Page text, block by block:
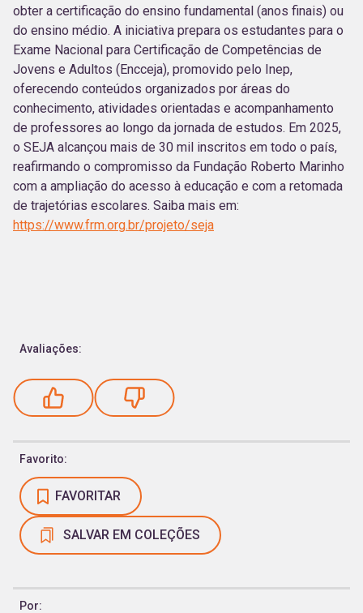
obter a certificação do ensino fundamental (anos finais) ou
do ensino médio. A iniciativa prepara os estudantes para o
Exame Nacional para Certificação de Competências de
Jovens e Adultos (Encceja), promovido pelo Inep,
oferecendo conteúdos organizados por áreas do
conhecimento, atividades orientadas e acompanhamento
de professores ao longo da jornada de estudos. Em 2025,
o SEJA alcançou mais de 30 mil inscritos em todo o país,
reafirmando o compromisso da Fundação Roberto Marinho
com a ampliação do acesso à educação e com a retomada
de trajetórias escolares. Saiba mais em:
https://www.frm.org.br/projeto/seja
Avaliações:
Favorito:
FAVORITAR
SALVAR EM COLEÇÕES
Por: